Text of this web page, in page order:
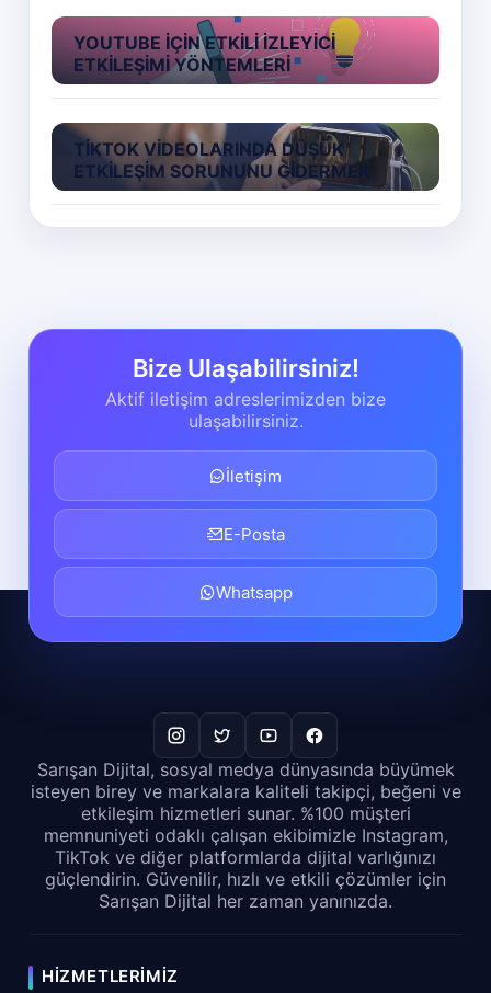
YOUTUBE İÇIN ETKILI İZLEYICI
ETKILEŞIMI YÖNTEMLERI
TIKTOK VIDEOLARINDA DÜŞÜK
ETKILEŞIM SORUNUNU GIDERMEK
Bize Ulaşabilirsiniz!
Aktif iletişim adreslerimizden bize
ulaşabilirsiniz.
İletişim
E-Posta
Whatsapp
Sarışan Dijital, sosyal medya dünyasında büyümek
isteyen birey ve markalara kaliteli takipçi, beğeni ve
etkileşim hizmetleri sunar. %100 müşteri
memnuniyeti odaklı çalışan ekibimizle Instagram,
TikTok ve diğer platformlarda dijital varlığınızı
güçlendirin. Güvenilir, hızlı ve etkili çözümler için
Sarışan Dijital her zaman yanınızda.
HIZMETLERIMIZ